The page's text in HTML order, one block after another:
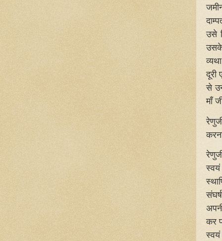
उसे
दूरी
से
माँ
स्वयं
कर
स्वयं